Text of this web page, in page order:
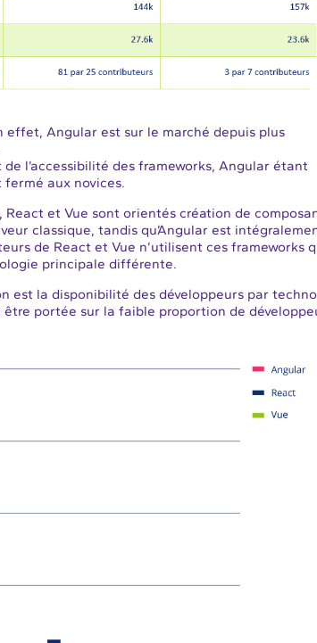
effet, Angular est sur le marché depuis plus
l’accessibilité des frameworks, Angular étant
aux novices.
et Vue sont orientés création de
classique, tandis qu’Angular est
de React et Vue n’utilisent ces frameworks
principale différente.
est la disponibilité des développeurs par
portée sur la faible proportion de